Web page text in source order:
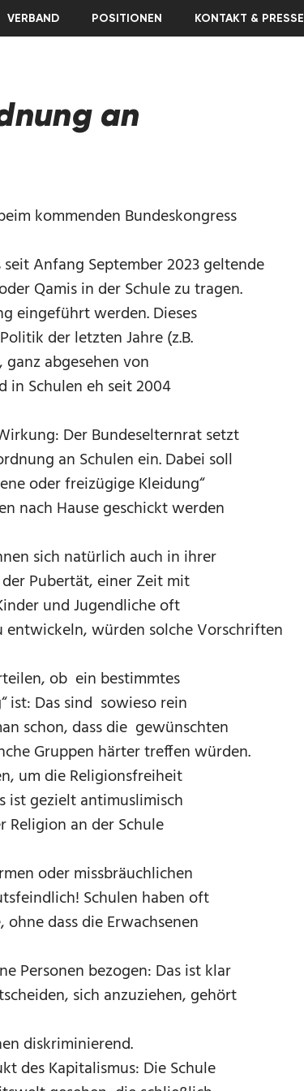
VERBAND POSITIONEN KONTAKT & PRESSE
an
kommenden Bundeskongress
Anfang September 2023 geltende
Qamis in der Schule zu tragen.
eingeführt werden. Dieses
der letzten Jahre (z.B.
abgesehen von
in Schulen eh seit 2004
Der Bundeselternrat setzt
an Schulen ein. Dabei soll
oder freizügige Kleidung“
nach Hause geschickt werden
sich natürlich auch in ihrer
Pubertät, einer Zeit mit
und Jugendliche oft
entwickeln, würden solche Vorschriften
ob ein bestimmtes
ist: Das sind sowieso rein
schon, dass die gewünschten
Gruppen härter treffen würden.
um die Religionsfreiheit
ist gezielt antimuslimisch
an der Schule
oder missbräuchlichen
Schulen haben oft
dass die Erwachsenen
Personen bezogen: Das ist klar
sich anzuziehen, gehört
diskriminierend.
des Kapitalismus: Die Schule